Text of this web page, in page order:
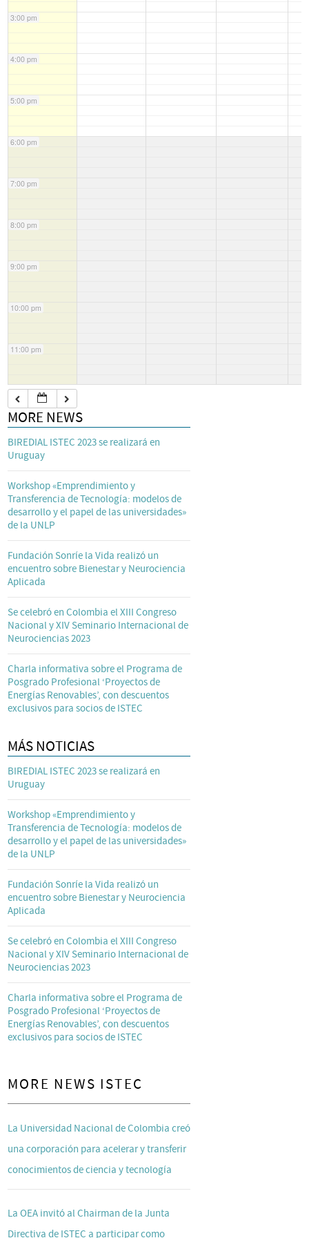
3:00 pm
4:00 pm
5:00 pm
6:00 pm
7:00 pm
8:00 pm
9:00 pm
10:00 pm
11:00 pm
MORE NEWS
BIREDIAL ISTEC 2023 se realizará en
Uruguay
Workshop «Emprendimiento y
Transferencia de Tecnología: modelos de
desarrollo y el papel de las universidades»
de la UNLP
Fundación Sonríe la Vida realizó un
encuentro sobre Bienestar y Neurociencia
Aplicada
Se celebró en Colombia el XIII Congreso
Nacional y XIV Seminario Internacional de
Neurociencias 2023
Charla informativa sobre el Programa de
Posgrado Profesional ‘Proyectos de
Energías Renovables’, con descuentos
exclusivos para socios de ISTEC
MÁS NOTICIAS
BIREDIAL ISTEC 2023 se realizará en
Uruguay
Workshop «Emprendimiento y
Transferencia de Tecnología: modelos de
desarrollo y el papel de las universidades»
de la UNLP
Fundación Sonríe la Vida realizó un
encuentro sobre Bienestar y Neurociencia
Aplicada
Se celebró en Colombia el XIII Congreso
Nacional y XIV Seminario Internacional de
Neurociencias 2023
Charla informativa sobre el Programa de
Posgrado Profesional ‘Proyectos de
Energías Renovables’, con descuentos
exclusivos para socios de ISTEC
MORE NEWS ISTEC
La Universidad Nacional de Colombia creó
una corporación para acelerar y transferir
conocimientos de ciencia y tecnología
La OEA invitó al Chairman de la Junta
Directiva de ISTEC a participar como